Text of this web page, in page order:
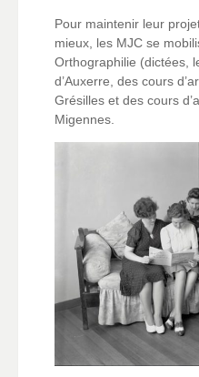
Pour maintenir leur
mieux, les MJC se
Orthographilie (dictées,
d’Auxerre, des cours
Grésilles et des cours
Migennes.